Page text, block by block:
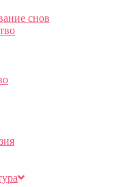
снов